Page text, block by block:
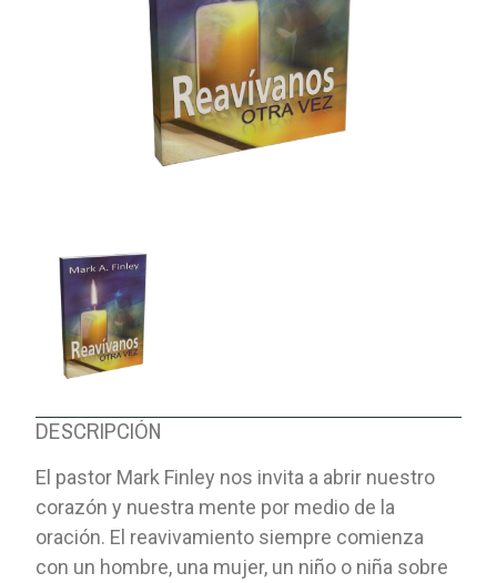
DESCRIPCIÓN
El pastor Mark Finley nos invita a abrir nuestro
corazón y nuestra mente por medio de la
oración. El reavivamiento siempre comienza
con un hombre, una mujer, un niño o niña sobre